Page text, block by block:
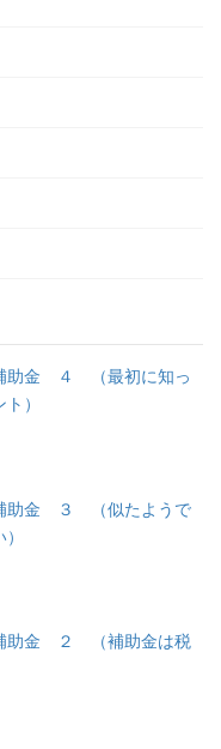
助金 ４ （最初に知っ
）
助金 ３ （似たようで
助金 ２ （補助金は税